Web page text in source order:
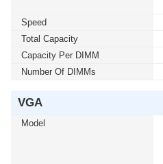
Speed
Total Capacity
Capacity Per DIMM
Number Of DIMMs
VGA
Model